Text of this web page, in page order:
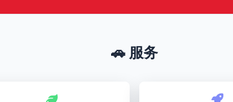
🚗 服务